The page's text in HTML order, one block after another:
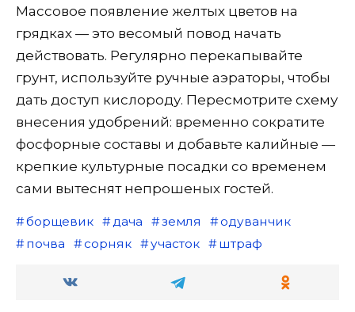
Массовое появление желтых цветов на
грядках — это весомый повод начать
действовать. Регулярно перекапывайте
грунт, используйте ручные аэраторы, чтобы
дать доступ кислороду. Пересмотрите схему
внесения удобрений: временно сократите
фосфорные составы и добавьте калийные —
крепкие культурные посадки со временем
сами вытеснят непрошеных гостей.
борщевик дача земля
одуванчик
почва
сорняк участок штраф